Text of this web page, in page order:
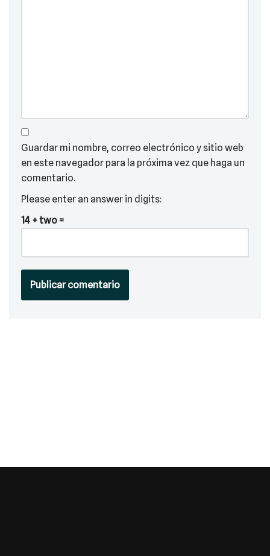
Guardar mi nombre, correo electrónico y sitio web
en este navegador para la próxima vez que haga un
comentario.
Please enter an answer in digits:
14 + two =